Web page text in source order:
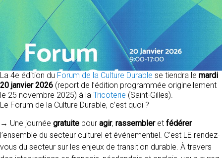
La 4e édition du Forum de la Culture Durable se tiendra le mardi
20 janvier 2026 (report de l’édition programmée originellement
le 25 novembre 2025) à la Tricoterie (Saint-Gilles).
Le Forum de la Culture Durable, c’est quoi ?
→ Une journée gratuite pour agir, rassembleret fédérer
l’ensemble du secteur culturel et événementiel. C’est LE rendez-
vous du secteur sur les enjeux de transition durable. À travers